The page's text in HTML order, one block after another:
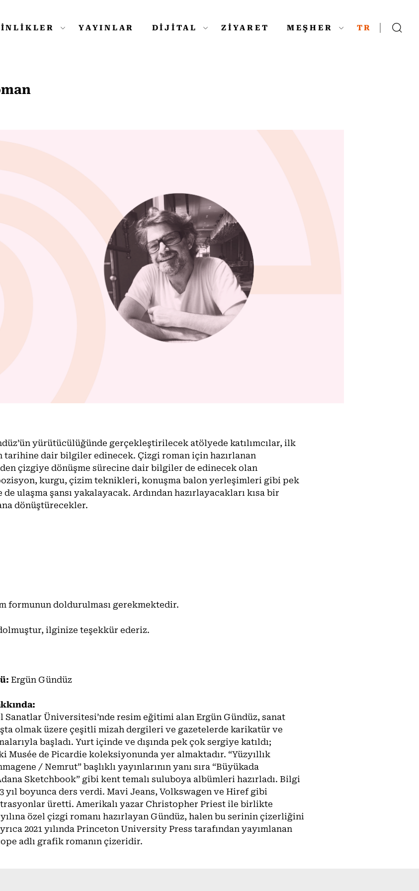
YAYINLAR DİJİTAL ZİYARET MEŞHER TR
yürütücülüğünde gerçekleştirilecek atölyede katılımcılar, ilk
tarihine dair bilgiler edinecek. Çizgi roman için hazırlanan
çizgiye dönüşme sürecine dair bilgiler de edinecek olan
kurgu, çizim teknikleri, konuşma balon yerleşimleri gibi pek
ulaşma şansı yakalayacak. Ardından hazırlayacakları kısa bir
dönüştürecekler.
formunun doldurulması gerekmektedir.
dolmuştur, ilginize teşekkür ederiz.
Ergün Gündüz
Sanatlar Üniversitesi’nde resim eğitimi alan Ergün Gündüz, sanat
olmak üzere çeşitli mizah dergileri ve gazetelerde karikatür ve
başladı. Yurt içinde ve dışında pek çok sergiye katıldı;
Musée de Picardie koleksiyonunda yer almaktadır. “Yüzyıllık
/ Nemrut” başlıklı yayınlarının yanı sıra “Büyükada
Sketchbook” gibi kent temalı suluboya albümleri hazırladı. Bilgi
yıl boyunca ders verdi. Mavi Jeans, Volkswagen ve Hiref gibi
üretti. Amerikalı yazar Christopher Priest ile birlikte
yılına özel çizgi romanı hazırlayan Gündüz, halen bu serinin çizerliğini
2021 yılında Princeton University Press tarafından yayımlanan
adlı grafik romanın çizeridir.